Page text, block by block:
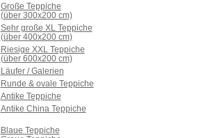
Große Teppiche
(über 300x200 cm)
Sehr große XL Teppiche
(über 400x200 cm)
Riesige XXL Teppiche
(über 600x200 cm)
Läufer / Galerien
Runde & ovale Teppiche
Antike Teppiche
Antike China Teppiche
Blaue Teppiche